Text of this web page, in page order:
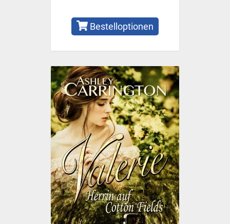
Bestelloptionen